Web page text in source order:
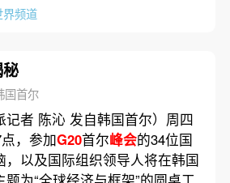
界频道
国首尔
记者 陈沁 发自韩国首尔）周四
点，参加G20首尔峰会的34位国
，以及国际组织领导人将在韩国